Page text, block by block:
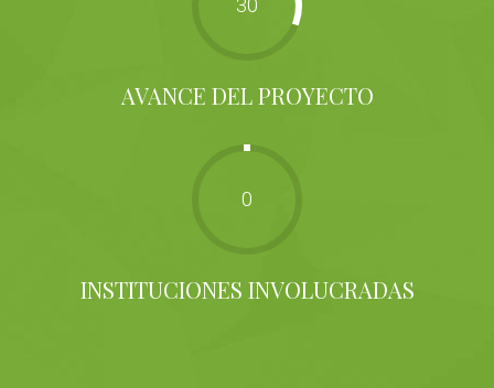
30
AVANCE DEL PROYECTO
0
INSTITUCIONES INVOLUCRADAS